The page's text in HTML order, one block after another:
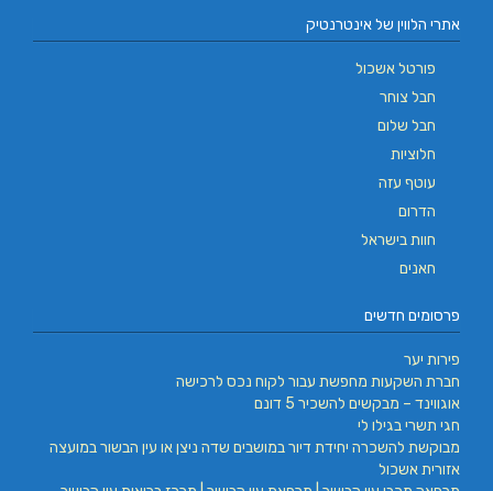
אתרי הלווין של אינטרנטיק
פורטל אשכול
חבל צוחר
חבל שלום
חלוציות
עוטף עזה
הדרום
חוות בישראל
חאנים
פרסומים חדשים
פירות יער
חברת השקעות מחפשת עבור לקוח נכס לרכישה
אוגווינד – מבקשים להשכיר 5 דונם
חגי תשרי בגילו לי
מבוקשת להשכרה יחידת דיור במושבים שדה ניצן או עין הבשור במועצה
אזורית אשכול